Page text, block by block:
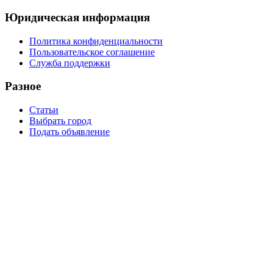
Юридическая информация
Политика конфиденциальности
Пользовательское соглашение
Служба поддержки
Разное
Статьи
Выбрать город
Подать объявление